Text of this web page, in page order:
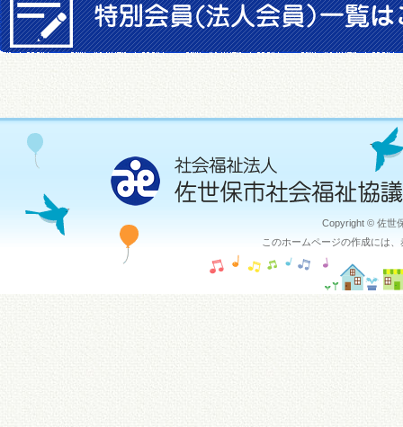
Copyright © 佐世
このホームページの作成には